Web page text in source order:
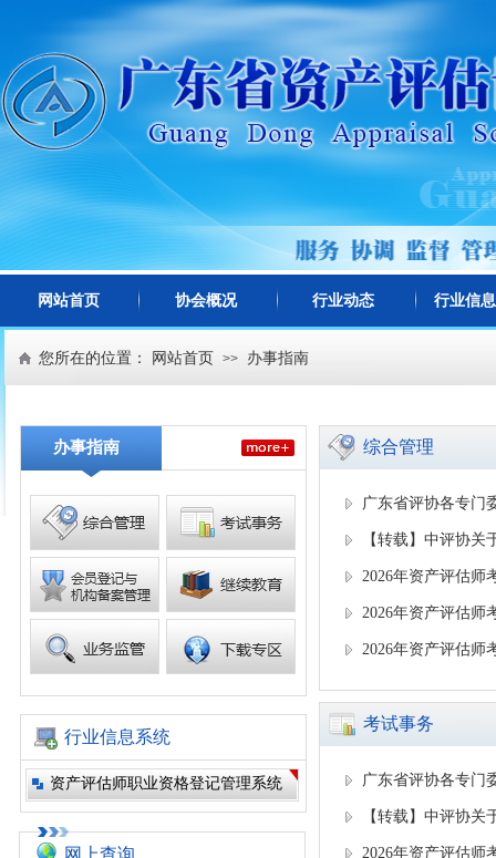
网站首页 协会概况 行业动态 行业信
您所在的位置： 网站首页 >> 办事指南
办事指南 综合管理
广东省评协各专门
【转载】中评协
2026年资产评估师
2026年资产评估师
2026年资产评估师
考试事务
行业信息系统
广东省评协各专门
【转载】中评协
2026年资产评估师
资产评估师职业资格登记管理系统
网上查询